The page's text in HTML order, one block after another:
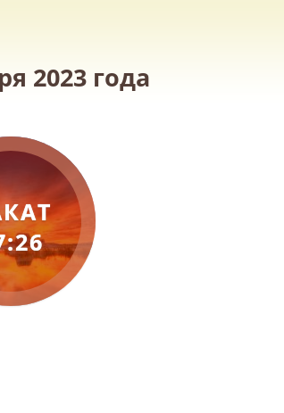
2023 года